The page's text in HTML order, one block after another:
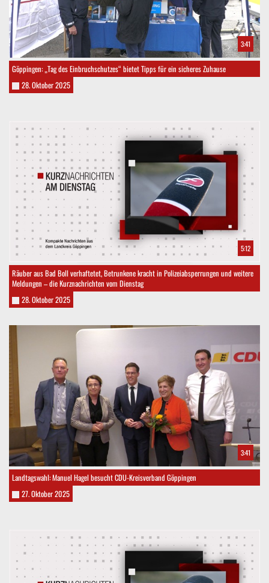
3:41
Göppingen: „Tag des Einbruchschutzes“ bietet Tipps für ein sicheres Zuhause
28. Oktober 2025
5:12
Räuber aus Bad Boll verhaftetet, Betrunkene kracht in Polizeiabsperrungen und weitere
Meldungen – die Kurznachrichten vom Dienstag
28. Oktober 2025
3:41
Landtagswahl: Manuel Hagel besucht CDU-Kreisverband Göppingen
27. Oktober 2025